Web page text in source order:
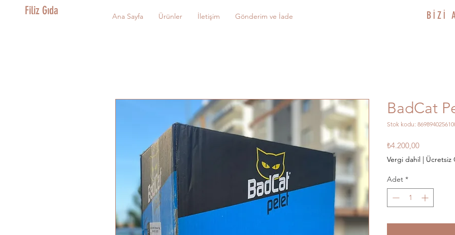
Filiz Gıda Ana Sayfa Ürünler İletişim Gönderim ve İade BİZİ
BadCat
Stok kodu:
₺4.200,00Fiyat
Vergi dahil | Ücretsiz
Adet *